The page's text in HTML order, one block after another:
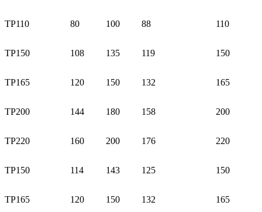
TP110 80 100 88 110
TP150 108 135 119 150
TP165 120 150 132 165
TP200 144 180 158 200
TP220 160 200 176 220
TP150 114 143 125 150
TP165 120 150 132 165